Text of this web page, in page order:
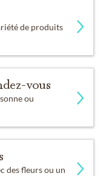
de produits
vous
ou
des fleurs ou un